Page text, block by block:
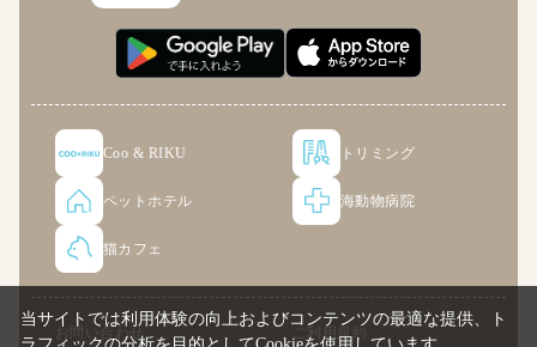
Coo & RIKU トリミング
ペットホテル 海動物病院
猫カフェ
お問い合わせ
ご利用規約
当サイトでは利用体験の向上およびコンテンツの最適な提供、ト